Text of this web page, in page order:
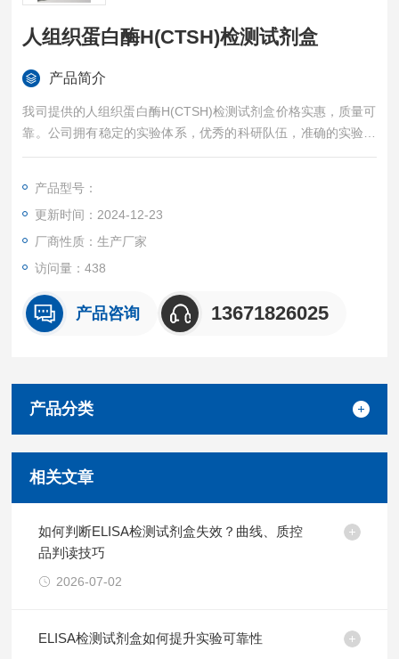
人组织蛋白酶H(CTSH)检测试剂盒
产品简介
我司提供的人组织蛋白酶H(CTSH)检测试剂盒价格实惠，质量可
靠。公司拥有稳定的实验体系，优秀的科研队伍，准确的实验结
果，是您值得信赖的合作伙伴，凡购买我司的试剂盒产品都可提
产品型号：
更新时间：2024-12-23
厂商性质：生产厂家
访问量：438
产品咨询 13671826025
产品分类
相关文章
如何判断ELISA检测试剂盒失效？曲线、质控
品判读技巧
2026-07-02
ELISA检测试剂盒如何提升实验可靠性